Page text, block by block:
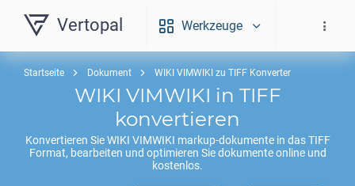
Vertopal Werkzeuge
Startseite Dokument WIKI VIMWIKI zu TIFF Konverter
WIKI VIMWIKI in TIFF
konvertieren
Konvertieren SieWIKI VIMWIKI markup-dokumente in dasTIFF
Format, bearbeiten und optimieren Sie dokumente online und
kostenlos.